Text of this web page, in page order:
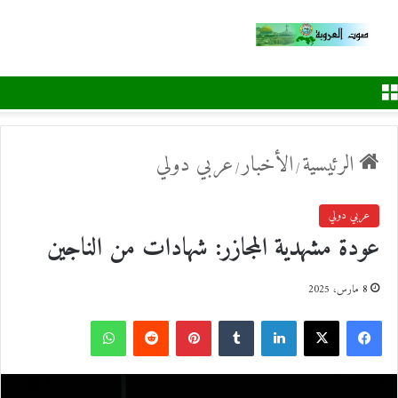
الرئيسية/الأخبار/عربي دولي
عربي دولي
عودة مشهدية المجازر: شهادات من الناجين
8 مارس، 2025
ي
X
ي
T
ي
R
ا